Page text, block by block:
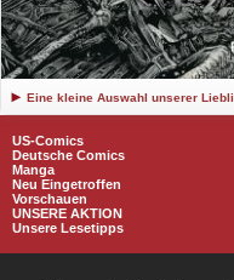
Eine kleine Auswahl unserer
US-Comics
Deutsche Comics
Manga
Neu Eingetroffen
Vorschauen
UNSERE AKTION
Unsere Lesetipps